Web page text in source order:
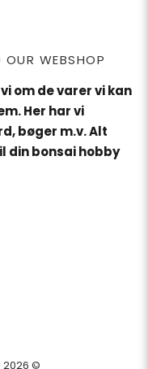
WEBSHOP
om de varer vi kan
Her har vi
bøger m.v. Alt
din bonsai hobby
©